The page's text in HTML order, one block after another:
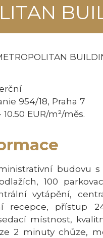
954/18, Praha 7
10.50 EUR/m²/měs.
budovu
100
vytápění,
recepce, přístup
místnost,
2 minuty chůze,